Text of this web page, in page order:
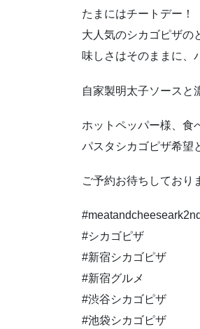
たまにはチートデー！
大人気のシカゴピザの
味しさはそのままに、
自家製明太子ソースと
ホットペッパー様、食
パスタシカゴピザ希望
ご予約お待ちしており
#シカゴピザ
#新宿シカゴピザ
#新宿グルメ
#渋谷シカゴピザ
#池袋シカゴピザ